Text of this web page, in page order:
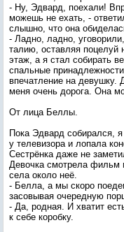
- Ну, Эдвард, поехали!
можешь не ехать, -
слышно, что она
- Ладно, ладно,
талию, оставляя
этаж, а я стал собирать
спальные
впечатление на
меня очень дорога. Она
От лица Беллы.
Пока Эдвард собирался,
у телевизора и лопала
Сестрёнка даже не
Девочка смотрела фильм
села около неё.
- Белла, а мы скоро
засовывая очередную
- Да, родная. И хватит
к себе коробку.